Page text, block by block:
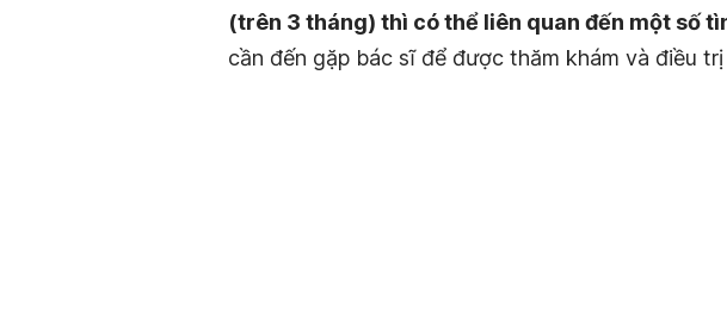
(trên 3 tháng) thì có thể liên quan đến một số
cần đến gặp bác sĩ để được thăm khám và điều